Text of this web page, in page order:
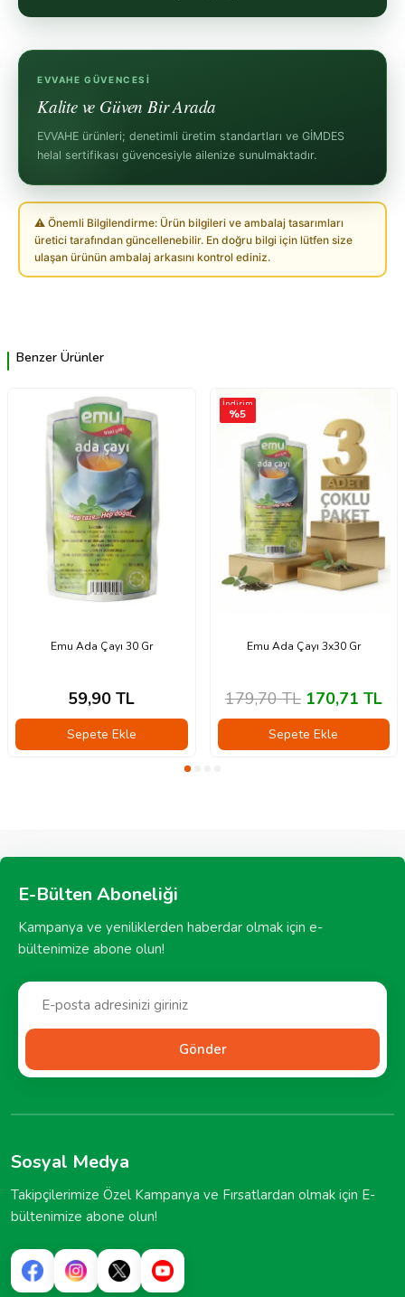
EVVAHE GÜVENCESI
Kalite ve Güven Bir Arada
EVVAHE ürünleri; denetimli üretim standartları ve GİMDES
helal sertifikası güvencesiyle ailenize sunulmaktadır.
⚠ Önemli Bilgilendirme: Ürün bilgileri ve ambalaj tasarımları
üretici tarafından güncellenebilir. En doğru bilgi için lütfen size
ulaşan ürünün ambalaj arkasını kontrol ediniz.
Benzer Ürünler
Emu Ada Çayı 30 Gr
59,90 TL
Sepete Ekle
İndirim
%5
Emu Ada Çayı 3x30 Gr
179,70TL 170,71 TL
Sepete Ekle
E-Bülten Aboneliği
Kampanya ve yeniliklerden haberdar olmak için e-
bültenimize abone olun!
Gönder
Sosyal Medya
Takipçilerimize Özel Kampanya ve Fırsatlardan olmak için E-
bültenimize abone olun!